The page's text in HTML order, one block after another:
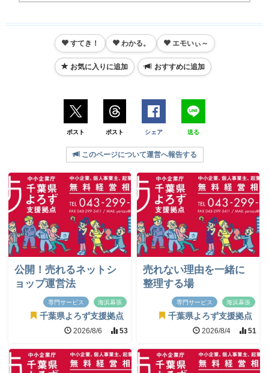
すてき！ わかる。 エモいぃ～
お気に入りに追加 おすすめに追加
ポスト ポスト シェア 送る
このページについて運営へ報告する
公開！売れるネットシ
ョップ運営法
専門サービス 海浜幕張
千葉県よろず支援拠点
2026/8/6 53
売れない理由を一緒に
整理する場
専門サービス 海浜幕張
千葉県よろず支援拠点
2026/8/4 51